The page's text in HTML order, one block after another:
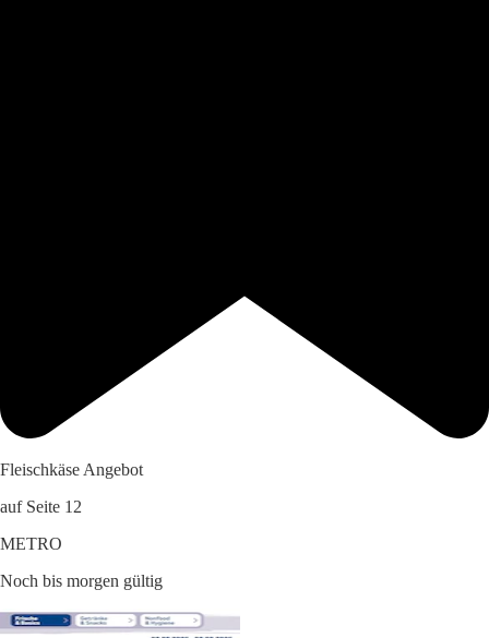
Fleischkäse Angebot
auf Seite 12
METRO
Noch bis morgen gültig